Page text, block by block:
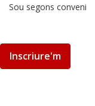
Sou segons conveni
Inscriure'm